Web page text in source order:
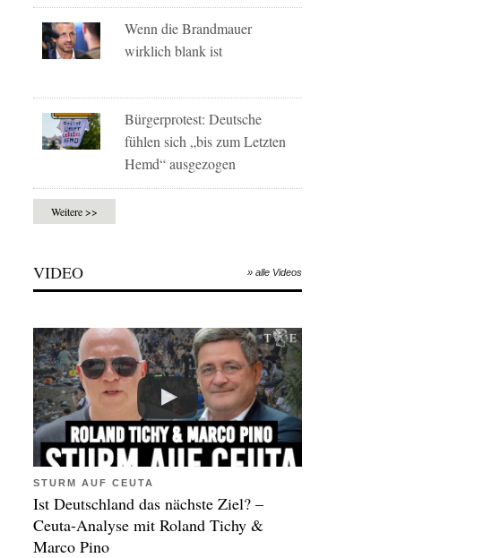
Wenn die Brandmauer
wirklich blank ist
Bürgerprotest: Deutsche
fühlen sich „bis zum Letzten
Hemd“ ausgezogen
Weitere >>
VIDEO » alle Videos
STURM AUF CEUTA
Ist Deutschland das nächste Ziel? –
Ceuta-Analyse mit Roland Tichy &
Marco Pino